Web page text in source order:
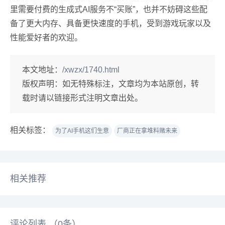
里需要付费的生成式AI服务不“买账”，也并不妨碍这些配
备了更大内存、具备更快速度的手机，受到游戏玩家以及
性能爱好者的欢迎。
本文地址： /xwzx/1740.html
版权声明： 如无特殊标注，文章均为本站原创，转
载时请以链接形式注明文章出处。
相关标签： 为了AI手机这们生意 厂商正在拿堆料赌未来
相关推荐